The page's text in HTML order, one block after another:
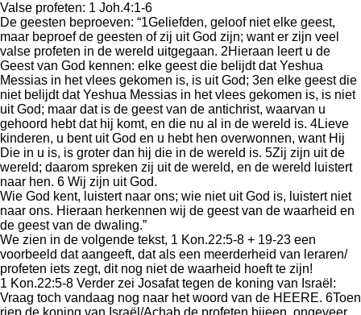
Valse profeten: 1 Joh.4:1-6
De geesten beproeven: “1Geliefden, geloof niet elke geest,
maar beproef de geesten of zij uit God zijn; want er zijn veel
valse profeten in de wereld uitgegaan. 2Hieraan leert u de
Geest van God kennen: elke geest die belijdt dat Yeshua
Messias in het vlees gekomen is, is uit God; 3en elke geest die
niet belijdt dat Yeshua Messias in het vlees gekomen is, is niet
uit God; maar dat is de geest van de antichrist, waarvan u
gehoord hebt dat hij komt, en die nu al in de wereld is. 4Lieve
kinderen, u bent uit God en u hebt hen overwonnen, want Hij
Die in u is, is groter dan hij die in de wereld is. 5Zij zijn uit de
wereld; daarom spreken zij uit de wereld, en de wereld luistert
naar hen. 6 Wij zijn uit God.
Wie God kent, luistert naar ons; wie niet uit God is, luistert niet
naar ons. Hieraan herkennen wij de geest van de waarheid en
de geest van de dwaling.”
We zien in de volgende tekst, 1 Kon.22:5-8 + 19-23 een
voorbeeld dat aangeeft, dat als een meerderheid van leraren/
profeten iets zegt, dit nog niet de waarheid hoeft te zijn!
1 Kon.22:5-8 Verder zei Josafat tegen de koning van Israël:
Vraag toch vandaag nog naar het woord van de HEERE. 6Toen
riep de koning van Israël/Achab de profeten bijeen, ongeveer